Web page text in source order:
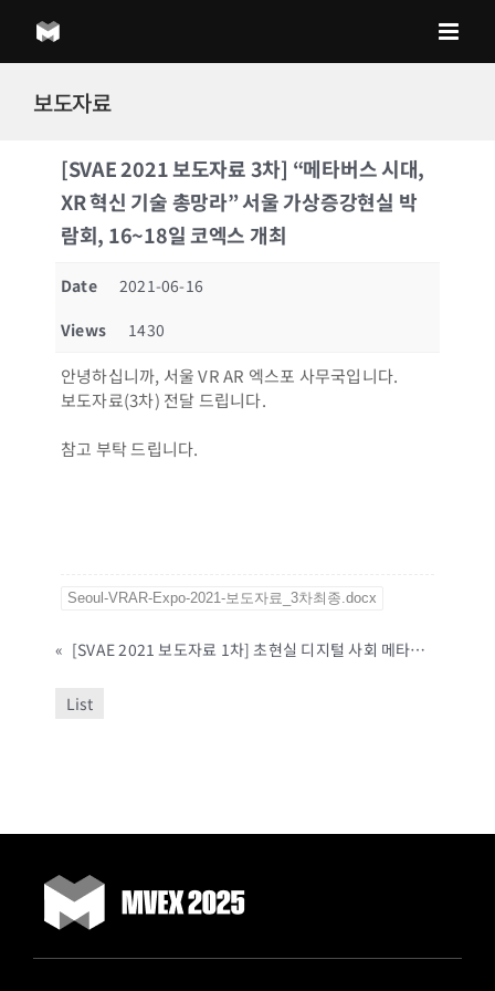
content
보도자료
[SVAE 2021 보도자료 3차] “메타버스 시대,
XR 혁신 기술 총망라” 서울 가상증강현실 박
람회, 16~18일 코엑스 개최
Date
2021-06-16
Views
1430
안녕하십니까, 서울 VR AR 엑스포 사무국입니다.
보도자료(3차) 전달 드립니다.
참고 부탁 드립니다.
Seoul-VRAR-Expo-2021-보도자료_3차최종.docx
« [SVAE 2021 보도자료 1차] 초현실 디지털 사회 메타버스, 디지털 뉴딜을 선도하다’...
List